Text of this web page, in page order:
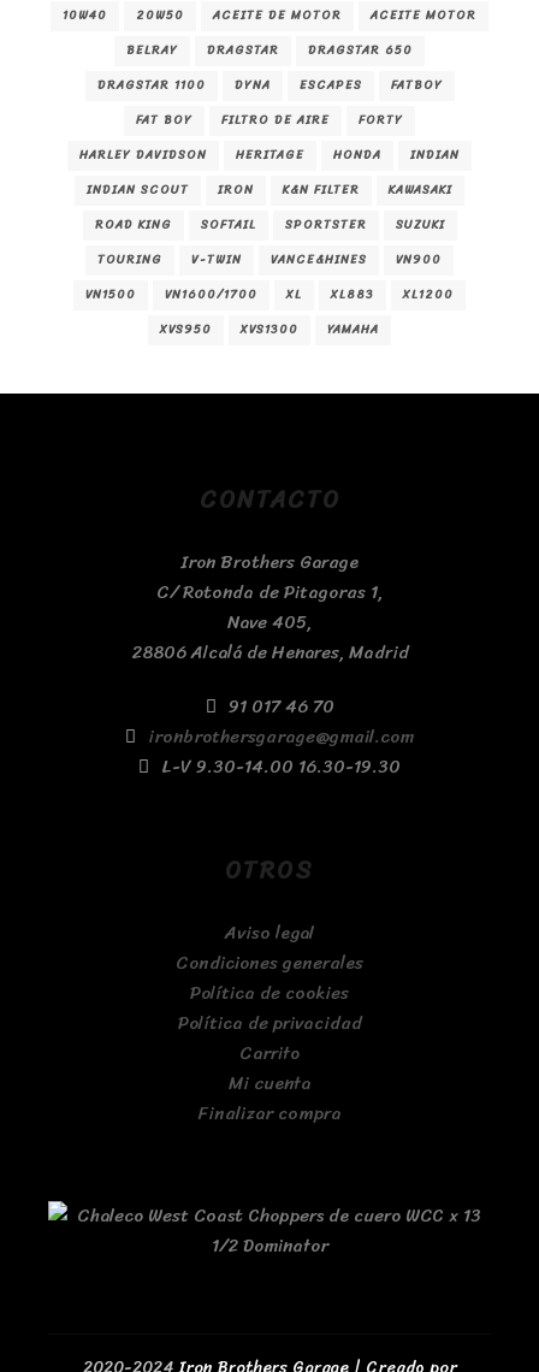
10W40 20W50 ACEITE DE MOTOR
ACEITE MOTOR
BELRAY
DRAGSTAR
DRAGSTAR 650
DRAGSTAR 1100
DYNA ESCAPES
FATBOY
FAT BOY
FILTRO DE AIRE
FORTY
HARLEY DAVIDSON
HERITAGE HONDA
INDIAN
INDIAN SCOUT
IRON K&N FILTER
KAWASAKI
ROAD KING
SOFTAIL SPORTSTER
SUZUKI
TOURING
V-TWIN VANCE&HINES
VN900
VN1500
VN1600/1700 XL XL883
XL1200
XVS950
XVS1300 YAMAHA
CONTACTO
Iron Brothers Garage
C/ Rotonda de Pitagoras 1,
Nave 405,
28806 Alcalá de Henares, Madrid
91 017 46 70
ironbrothersgarage@gmail.com
L-V 9.30-14.00 16.30-19.30
OTROS
Aviso legal
Condiciones generales
Política de cookies
Política de privacidad
Carrito
Mi cuenta
Finalizar compra